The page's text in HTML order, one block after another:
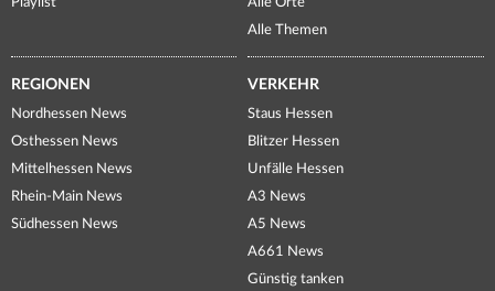
Alle Themen
REGIONEN
Nordhessen News
Osthessen News
Mittelhessen News
Rhein-Main News
Südhessen News
VERKEHR
Staus Hessen
Blitzer Hessen
Unfälle Hessen
A3 News
A5 News
A661 News
Günstig tanken